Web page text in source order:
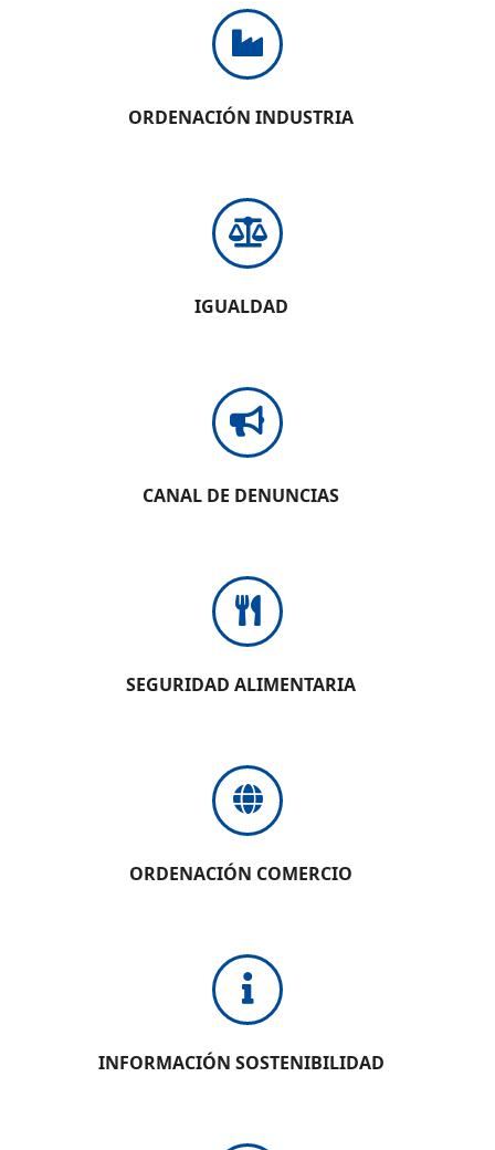
ORDENACIÓN INDUSTRIA
IGUALDAD
CANAL DE DENUNCIAS
SEGURIDAD ALIMENTARIA
ORDENACIÓN COMERCIO
INFORMACIÓN SOSTENIBILIDAD